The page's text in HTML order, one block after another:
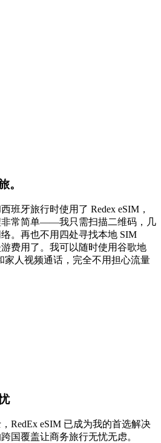
。
班牙旅行时使用了 Redex eSIM，
非常简单——我只需扫描二维码，几
。再也不用四处寻找本地 SIM
费用了。我可以随时使用谷歌地
家人视频通话，完全不用担心流量
RedEx eSIM 已成为我的首选解决
国覆盖让商务旅行无忧无虑。